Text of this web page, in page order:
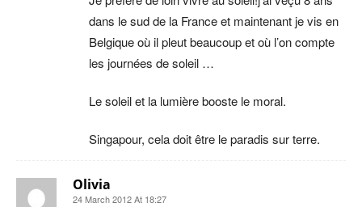
dans le sud de la France et maintenant je vis en
Belgique où il pleut beaucoup et où l’on compte
les journées de soleil …
Le soleil et la lumière booste le moral.
Singapour, cela doit être le paradis sur terre.
Olivia
24 March 2012 At 18:27